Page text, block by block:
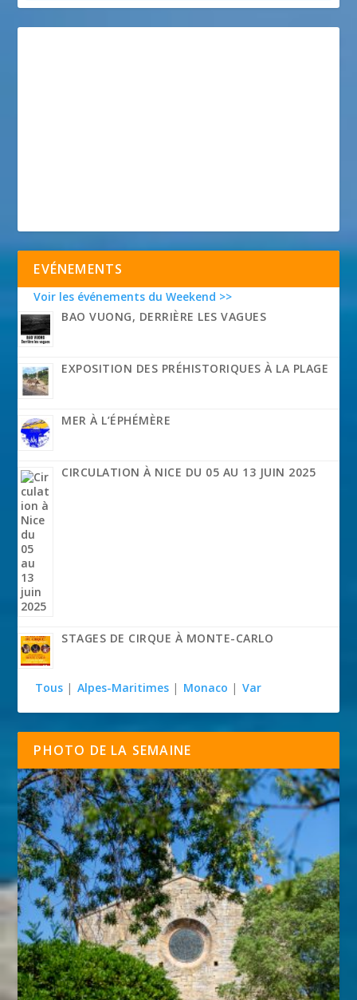
EVÉNEMENTS
Voir les événements du Weekend >>
BAO VUONG, DERRIÈRE LES VAGUES
EXPOSITION DES PRÉHISTORIQUES À LA PLAGE
MER À L’ÉPHÉMÈRE
CIRCULATION À NICE DU 05 AU 13 JUIN 2025
STAGES DE CIRQUE À MONTE-CARLO
Tous | Alpes-Maritimes | Monaco | Var
PHOTO DE LA SEMAINE